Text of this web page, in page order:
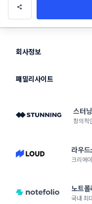
회사정보
패밀리사이트
스터닝
창의적
라우드
크리에
노트
국내 최